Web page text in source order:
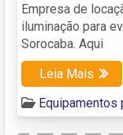
Empresa de
iluminação para
Sorocaba. Aqui
Leia Mais
Equipamentos